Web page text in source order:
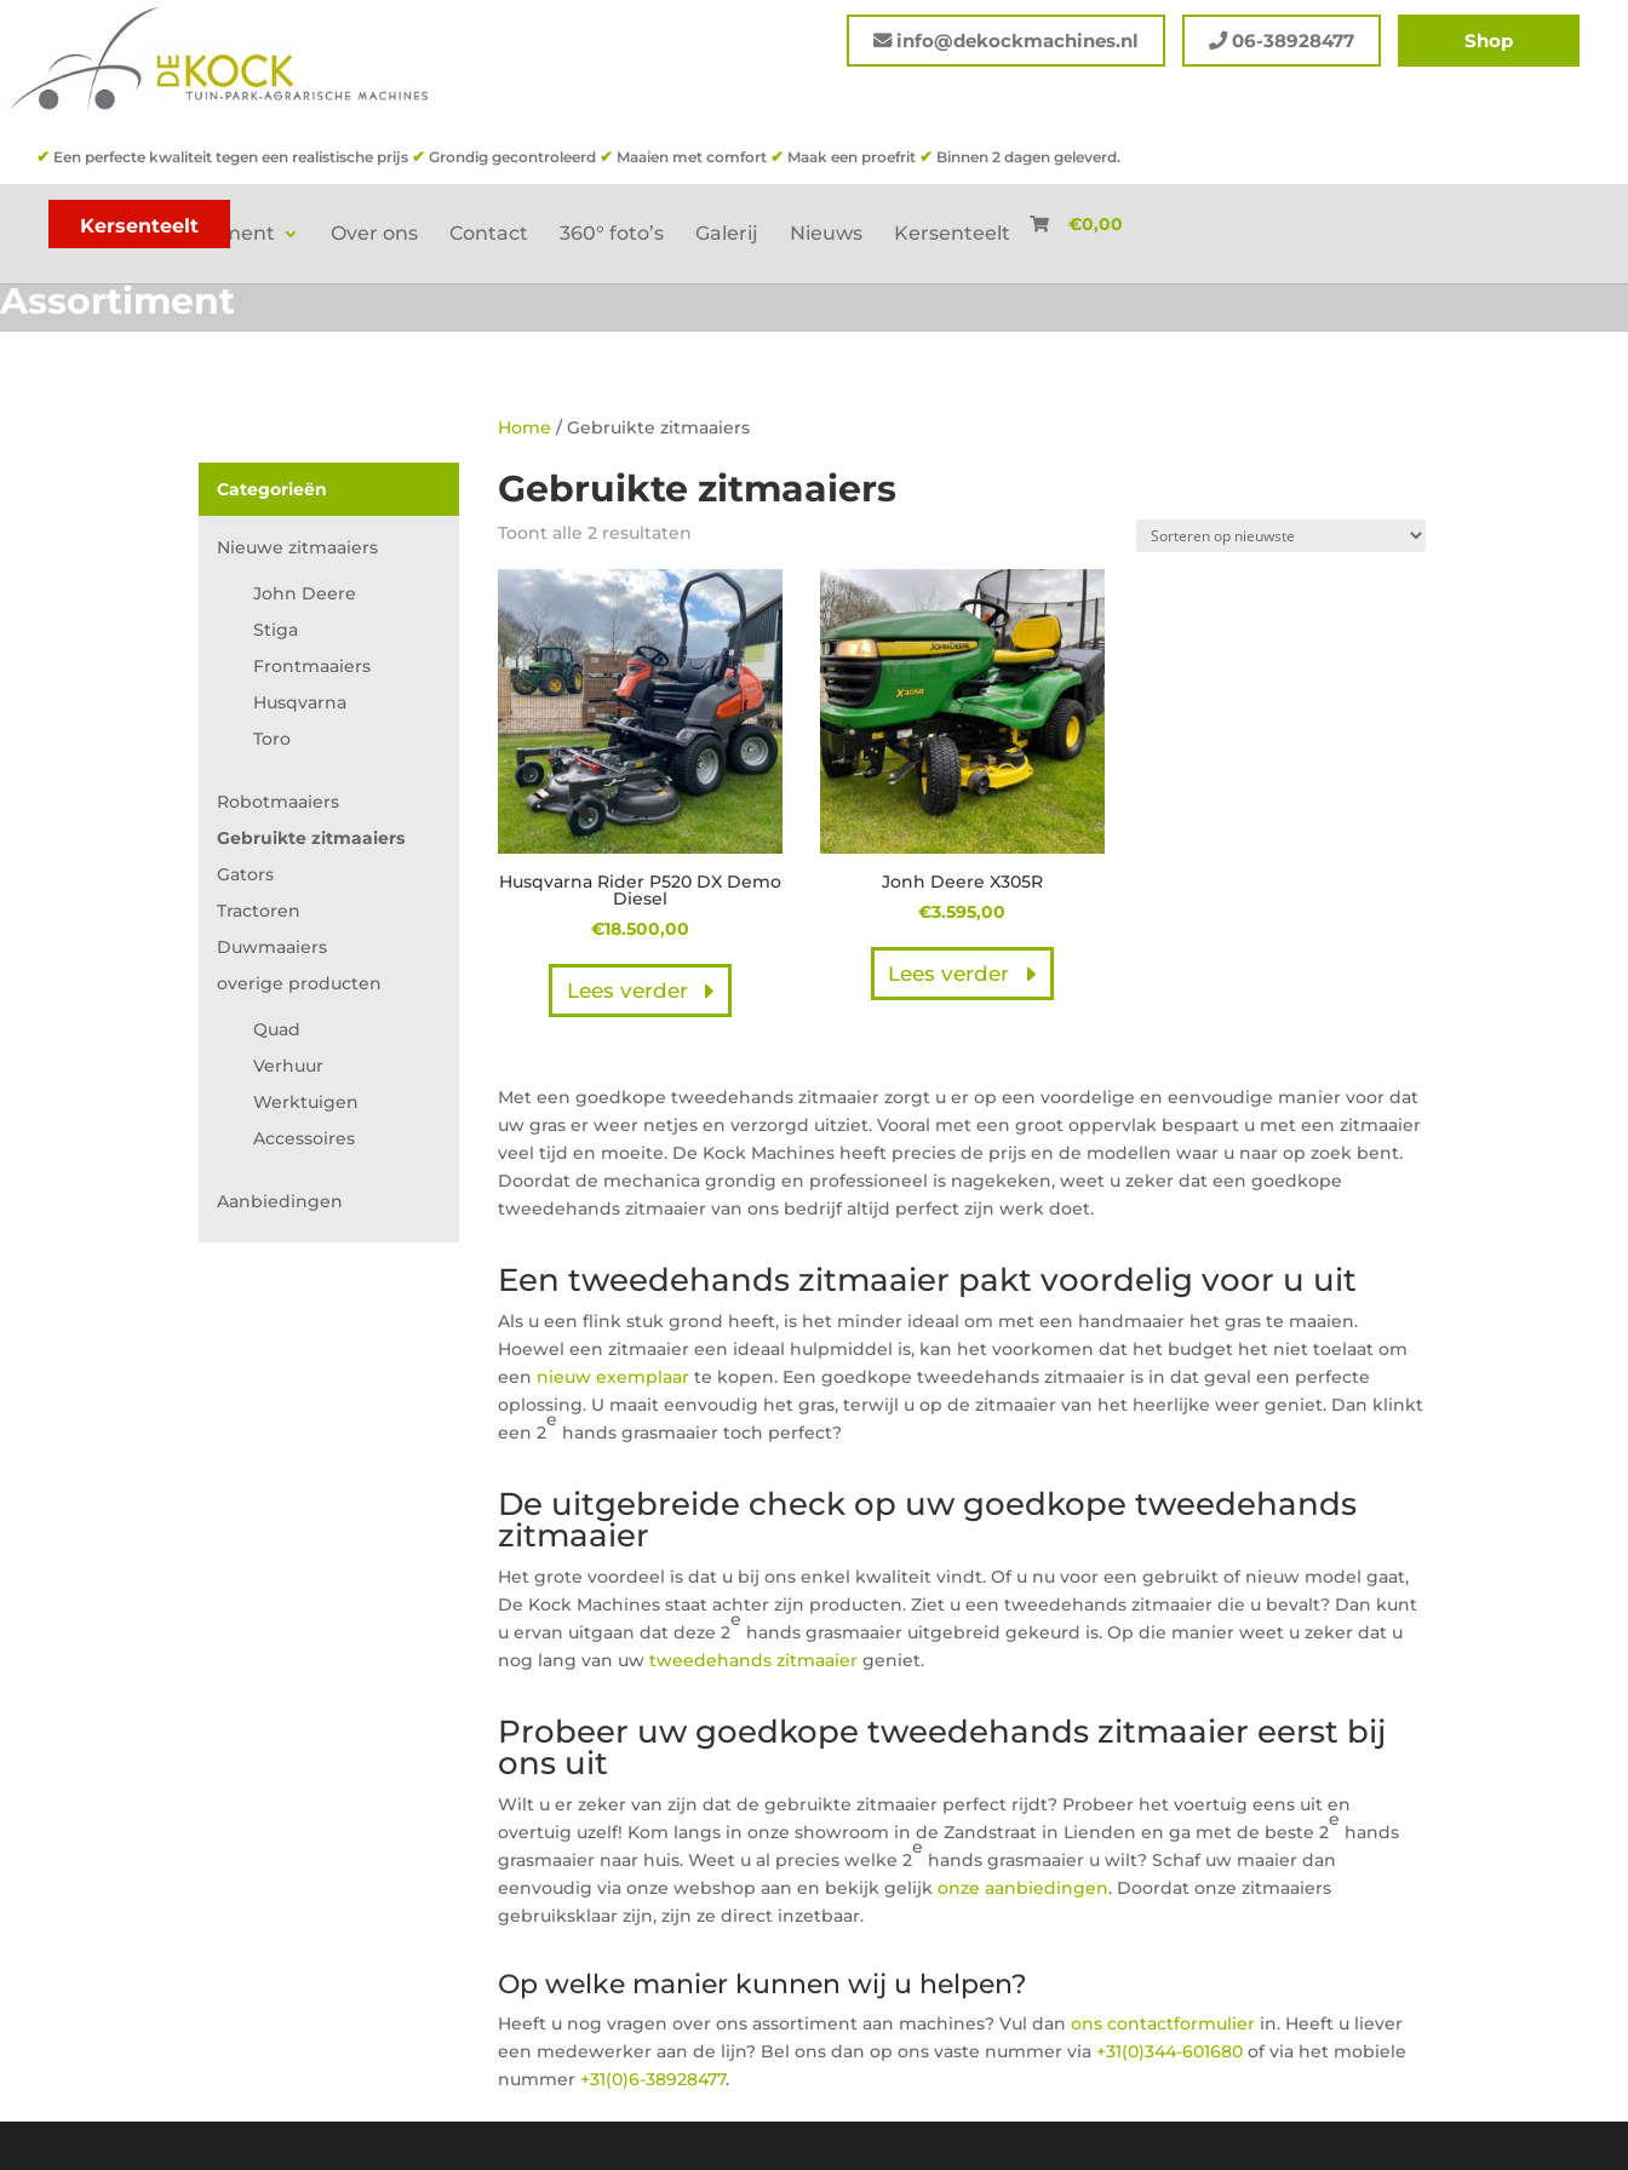
info@dekockmachines.nl 06-38928477 Shop
✔ Een perfecte kwaliteit tegen een realistische prijs ✔ Grondig gecontroleerd ✔ Maaien met comfort ✔ Maak een proefrit ✔ Binnen 2 dagen geleverd.
Kersenteelt
Home Assortiment Over ons Contact 360° foto’s Galerij Nieuws Kersenteelt €0,00
Assortiment
Home / Gebruikte zitmaaiers
Gebruikte zitmaaiers
Toont alle 2 resultaten
nieuwste
Husqvarna Rider P520 DX Demo
Diesel
€18.500,00
Lees verder
Jonh Deere X305R
€3.595,00
Lees verder
Met een goedkope tweedehands zitmaaier zorgt u er op een voordelige en eenvoudige manier voor dat
uw gras er weer netjes en verzorgd uitziet. Vooral met een groot oppervlak bespaart u met een zitmaaier
veel tijd en moeite. De Kock Machines heeft precies de prijs en de modellen waar u naar op zoek bent.
Doordat de mechanica grondig en professioneel is nagekeken, weet u zeker dat een goedkope
tweedehands zitmaaier van ons bedrijf altijd perfect zijn werk doet.
Een tweedehands zitmaaier pakt voordelig voor u uit
Als u een flink stuk grond heeft, is het minder ideaal om met een handmaaier het gras te maaien.
Hoewel een zitmaaier een ideaal hulpmiddel is, kan het voorkomen dat het budget het niet toelaat om
een nieuw exemplaar te kopen. Een goedkope tweedehands zitmaaier is in dat geval een perfecte
oplossing. U maait eenvoudig het gras, terwijl u op de zitmaaier van het heerlijke weer geniet. Dan klinkt
een 2
e
hands grasmaaier toch perfect?
De uitgebreide check op uw goedkope tweedehands
zitmaaier
Het grote voordeel is dat u bij ons enkel kwaliteit vindt. Of u nu voor een gebruikt of nieuw model gaat,
De Kock Machines staat achter zijn producten. Ziet u een tweedehands zitmaaier die u bevalt? Dan kunt
u ervan uitgaan dat deze 2
e
hands grasmaaier uitgebreid gekeurd is. Op die manier weet u zeker dat u
nog lang van uwtweedehands zitmaaier geniet.
Probeer uw goedkope tweedehands zitmaaier eerst bij
ons uit
Wilt u er zeker van zijn dat de gebruikte zitmaaier perfect rijdt? Probeer het voertuig eens uit en
overtuig uzelf! Kom langs in onze showroom in de Zandstraat in Lienden en ga met de beste 2
e
hands
grasmaaier naar huis. Weet u al precies welke 2
e
hands grasmaaier u wilt? Schaf uw maaier dan
eenvoudig via onze webshop aan en bekijk gelijkonze aanbiedingen. Doordat onze zitmaaiers
gebruiksklaar zijn, zijn ze direct inzetbaar.
Op welke manier kunnen wij u helpen?
Heeft u nog vragen over ons assortiment aan machines? Vul danons contactformulier in. Heeft u liever
een medewerker aan de lijn? Bel ons dan op ons vaste nummer via +31(0)344-601680 of via het mobiele
nummer +31(0)6-38928477.
Categorieën
Nieuwe zitmaaiers
John Deere
Stiga
Frontmaaiers
Husqvarna
Toro
Robotmaaiers
Gebruikte zitmaaiers
Gators
Tractoren
Duwmaaiers
overige producten
Quad
Verhuur
Werktuigen
Accessoires
Aanbiedingen